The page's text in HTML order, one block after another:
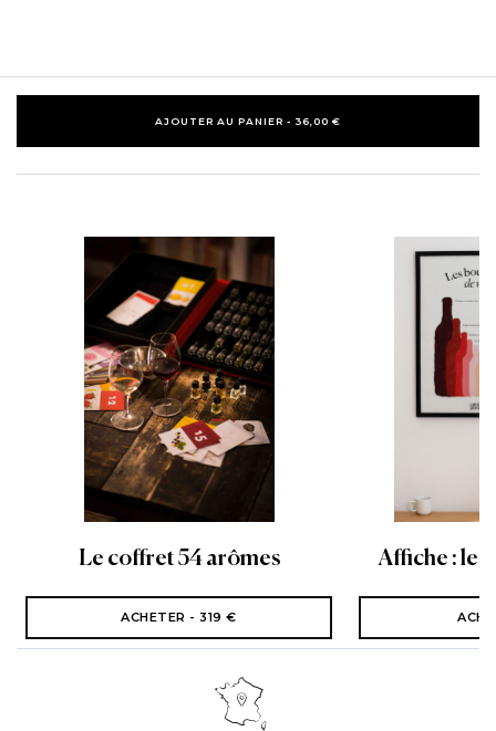
AJOUTER AU PANIER - 36,00 €
Le coffret 54 arômes
ACHETER - 319 €
Affiche : les